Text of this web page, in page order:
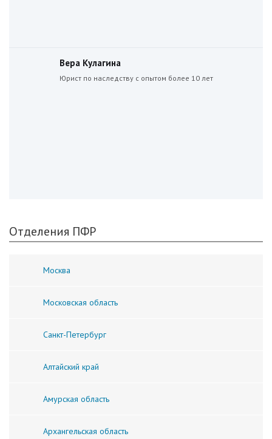
Вера Кулагина
Юрист по наследству с опытом более 10 лет
Отделения ПФР
Москва
Московская область
Санкт-Петербург
Алтайский край
Амурская область
Архангельская область